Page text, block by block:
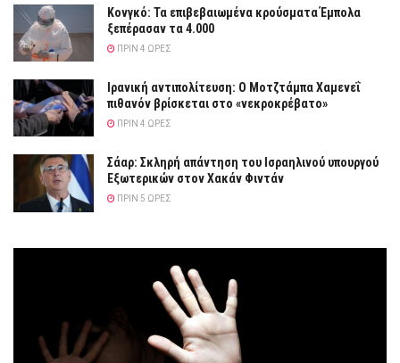
Κονγκό: Τα επιβεβαιωμένα κρούσματα Έμπολα
ξεπέρασαν τα 4.000
ΠΡΙΝ 4 ΏΡΕΣ
Ιρανική αντιπολίτευση: Ο Μοτζτάμπα Χαμενεΐ
πιθανόν βρίσκεται στο «νεκροκρέβατο»
ΠΡΙΝ 4 ΏΡΕΣ
Σάαρ: Σκληρή απάντηση του Ισραηλινού υπουργού
Εξωτερικών στον Χακάν Φιντάν
ΠΡΙΝ 5 ΏΡΕΣ